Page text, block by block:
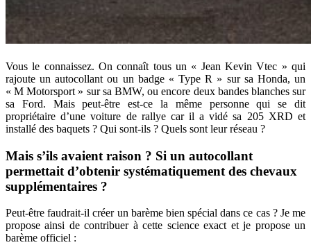
Vous le connaissez. On connaît tous un « Jean Kevin Vtec » qui
rajoute un autocollant ou un badge « Type R » sur sa Honda, un
« M Motorsport » sur sa BMW, ou encore deux bandes blanches sur
sa Ford. Mais peut-être est-ce la même personne qui se dit
propriétaire d’une voiture de rallye car il a vidé sa 205 XRD et
installé des baquets ? Qui sont-ils ? Quels sont leur réseau ?
Mais s’ils avaient raison ? Si un autocollant
permettait d’obtenir systématiquement des chevaux
supplémentaires ?
Peut-être faudrait-il créer un barème bien spécial dans ce cas ? Je me
propose ainsi de contribuer à cette science exact et je propose un
barème officiel :